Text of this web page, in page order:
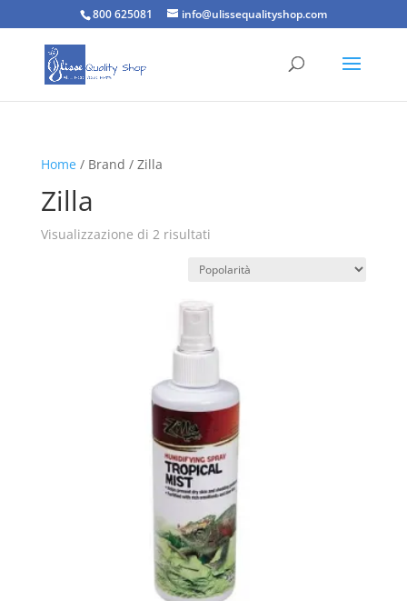
800 625081 info@ulissequalityshop.com
Home/ Brand / Zilla
Zilla
Visualizzazione di 2 risultatiPopolarità